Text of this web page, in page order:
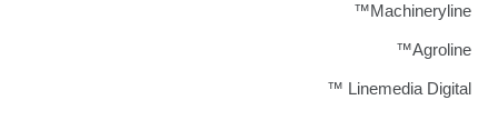
Machineryline™
Agroline™
Linemedia Digital ™